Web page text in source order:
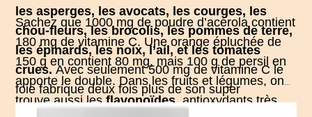
les asperges, les avocats, les courges, les
chou-fleurs, les brocolis, les pommes de terre,
les épinards, les noix, l’ail, et les tomates
crues.Avec seulement 500 mg de vitamine C le
foie fabrique deux fois plus de son super
antioxydant le glutathion.
Sachez que 1000 mg de poudre d’acérola contient
180 mg de vitamine C. Une orange épluchée de
150 g en contient 80 mg, mais 100 g de persil en
apporte le double. Dans les fruits et légumes, on
trouve aussi lesflavonoïdes, antioxydants très